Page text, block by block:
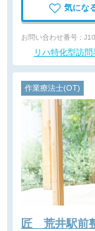
気にな
お問い合わせ番号 :
リハ特化型訪
作業療法士(OT)
匠 荒井駅前